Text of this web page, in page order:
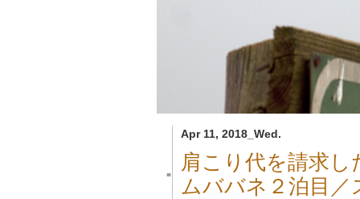
Apr 11, 2018_Wed.
■
肩こり代を請求し
ムババネ２泊目／